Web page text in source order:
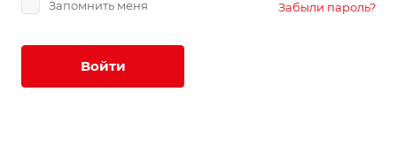
Запомнить меня Забыли пароль?
Войти